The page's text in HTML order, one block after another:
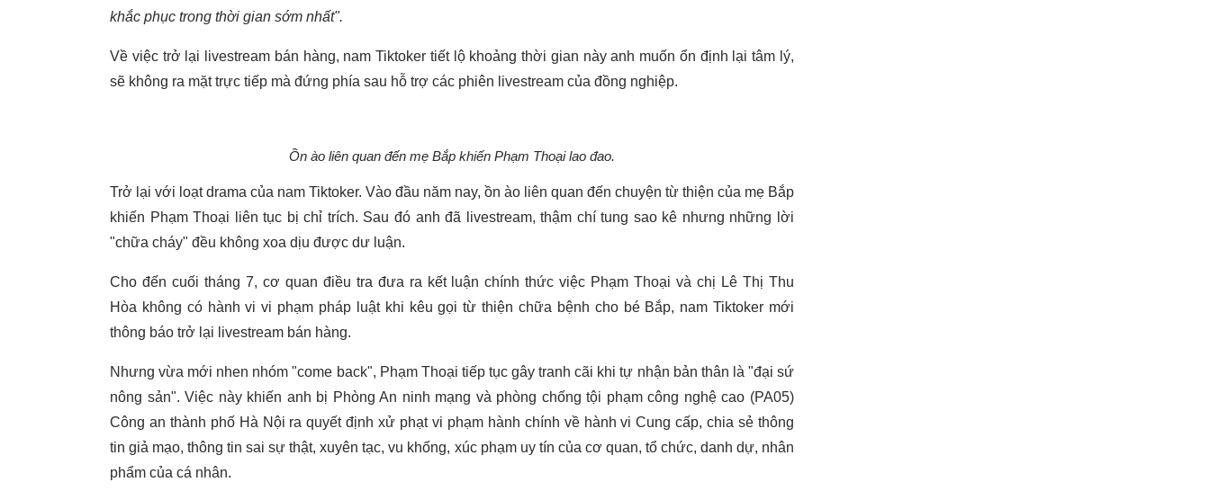
khắc phục trong thời gian sớm nhất".
Về việc trở lại livestream bán hàng, nam Tiktoker tiết lộ khoảng thời gian này anh muốn ổn định lại tâm lý,
sẽ không ra mặt trực tiếp mà đứng phía sau hỗ trợ các phiên livestream của đồng nghiệp.
Ồn ào liên quan đến mẹ Bắp khiến Phạm Thoại lao đao.
Trở lại với loạt drama của nam Tiktoker. Vào đầu năm nay, ồn ào liên quan đến chuyện từ thiện của mẹ Bắp
khiến Phạm Thoại liên tục bị chỉ trích. Sau đó anh đã livestream, thậm chí tung sao kê nhưng những lời
"chữa cháy" đều không xoa dịu được dư luận.
Cho đến cuối tháng 7, cơ quan điều tra đưa ra kết luận chính thức việc Phạm Thoại và chị Lê Thị Thu
Hòa không có hành vi vi phạm pháp luật khi kêu gọi từ thiện chữa bệnh cho bé Bắp, nam Tiktoker mới
thông báo trở lại livestream bán hàng.
Nhưng vừa mới nhen nhóm "come back", Phạm Thoại tiếp tục gây tranh cãi khi tự nhận bản thân là "đại sứ
nông sản". Việc này khiến anh bị Phòng An ninh mạng và phòng chống tội phạm công nghệ cao (PA05)
Công an thành phố Hà Nội ra quyết định xử phạt vi phạm hành chính về hành vi Cung cấp, chia sẻ thông
tin giả mạo, thông tin sai sự thật, xuyên tạc, vu khống, xúc phạm uy tín của cơ quan, tổ chức, danh dự, nhân
phẩm của cá nhân.